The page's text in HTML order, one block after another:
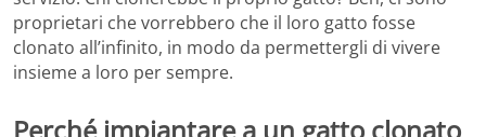
proprietari che vorrebbero che il loro gatto fosse
clonato all’infinito, in modo da permettergli di vivere
insieme a loro per sempre.